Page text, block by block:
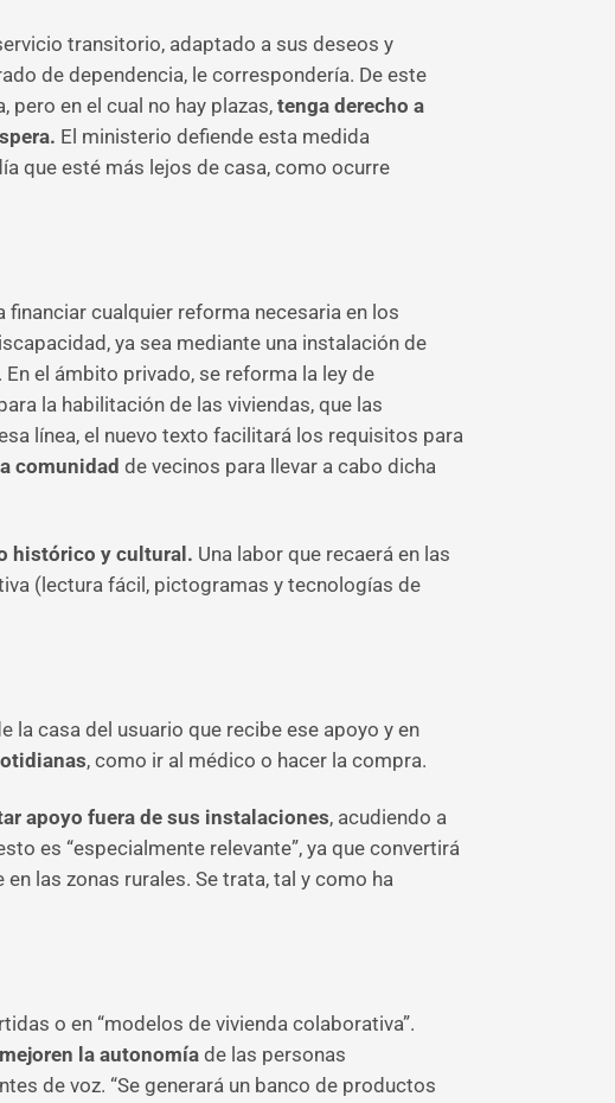
transitorio, adaptado a sus deseos y
de dependencia, le correspondería. De este
pero en el cual no hay plazas, tenga derecho a
El ministerio defiende esta medida
que esté más lejos de casa, como ocurre
cualquier reforma necesaria en los
ya sea mediante una instalación de
el ámbito privado, se reforma la ley de
la habilitación de las viviendas, que las
línea, el nuevo texto facilitará los requisitos para
comunidad de vecinos para llevar a cabo dicha
histórico y cultural. Una labor que recaerá en las
(lectura fácil, pictogramas y tecnologías de
la casa del usuario que recibe ese apoyo y en
, como ir al médico o hacer la compra.
apoyo fuera de sus instalaciones, acudiendo a
es “especialmente relevante”, ya que convertirá
las zonas rurales. Se trata, tal y como ha
o en “modelos de vivienda colaborativa”.
la autonomía de las personas
de voz. “Se generará un banco de productos